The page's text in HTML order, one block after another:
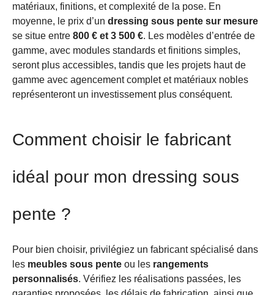
matériaux, finitions, et complexité de la pose. En
moyenne, le prix d’un dressing sous pente sur mesure
se situe entre 800 € et 3 500 €. Les modèles d’entrée de
gamme, avec modules standards et finitions simples,
seront plus accessibles, tandis que les projets haut de
gamme avec agencement complet et matériaux nobles
représenteront un investissement plus conséquent.
Comment choisir le fabricant
idéal pour mon dressing sous
pente ?
Pour bien choisir, privilégiez un fabricant spécialisé dans
les meubles sous pente ou les rangements
personnalisés. Vérifiez les réalisations passées, les